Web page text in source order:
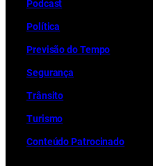
Podcast
Política
Previsão do Tempo
Segurança
Trânsito
Turismo
Conteúdo Patrocinado